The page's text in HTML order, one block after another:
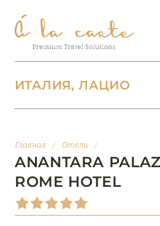
ИТАЛИЯ, ЛАЦИО
ВАЛЛЕ-
ВЕНЕТО
Главная / Отели /
ANANTARA
ROME HOTEL